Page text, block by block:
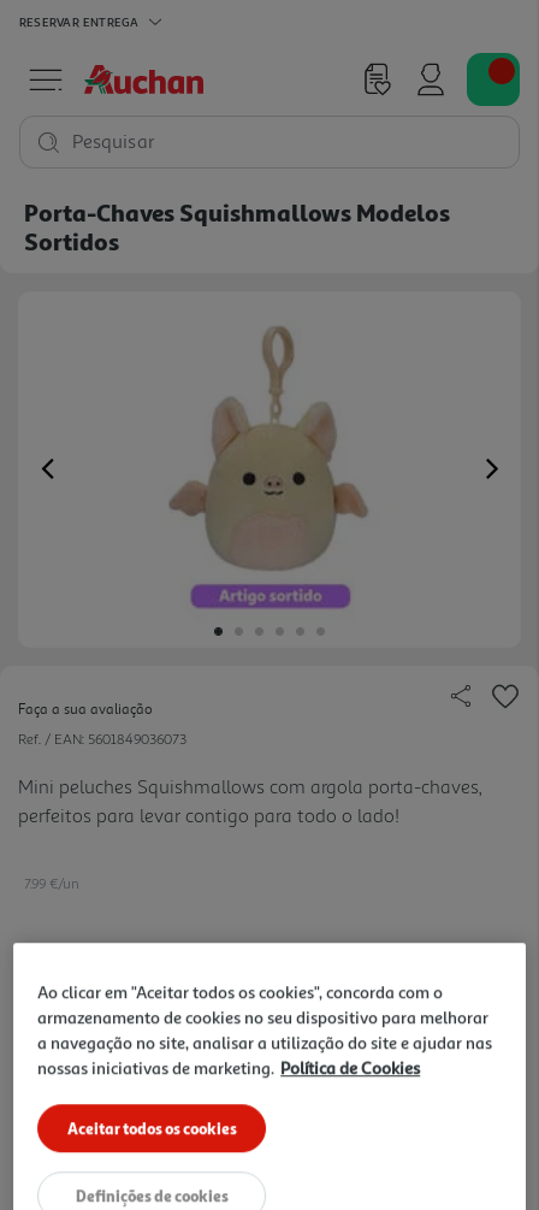
RESERVAR ENTREGA
Pesquisar
Porta-Chaves Squishmallows Modelos
Sortidos
Previous
Faça a sua avaliação
Ref. / EAN: 5601849036073
Mini peluches Squishmallows com argola porta-chaves,
perfeitos para levar contigo para todo o lado!
7.99 €/un
7,99 €
Notas de preparação
Ao clicar em "Aceitar todos os cookies", concorda com o
armazenamento de cookies no seu dispositivo para melhorar
a navegação no site, analisar a utilização do site e ajudar nas
nossas iniciativas de marketing. Política de Cookies
Aceitar todos os cookies
Definições de cookies